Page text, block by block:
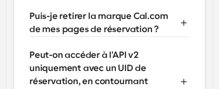
Puis-je retirer la marque Cal.com
de mes pages de réservation ?
Peut-on accéder à l'API v2
uniquement avec un UID de
réservation, en contournant